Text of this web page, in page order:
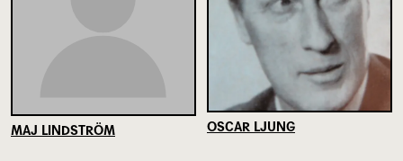
MAJ LINDSTRÖM OSCAR LJUNG